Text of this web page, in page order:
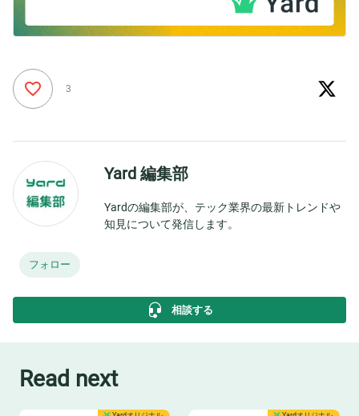
3
Yard 編集部
Yardの編集部が、テック業界の最新トレンドや
知見について発信します。
フォロー
相談する
Read next